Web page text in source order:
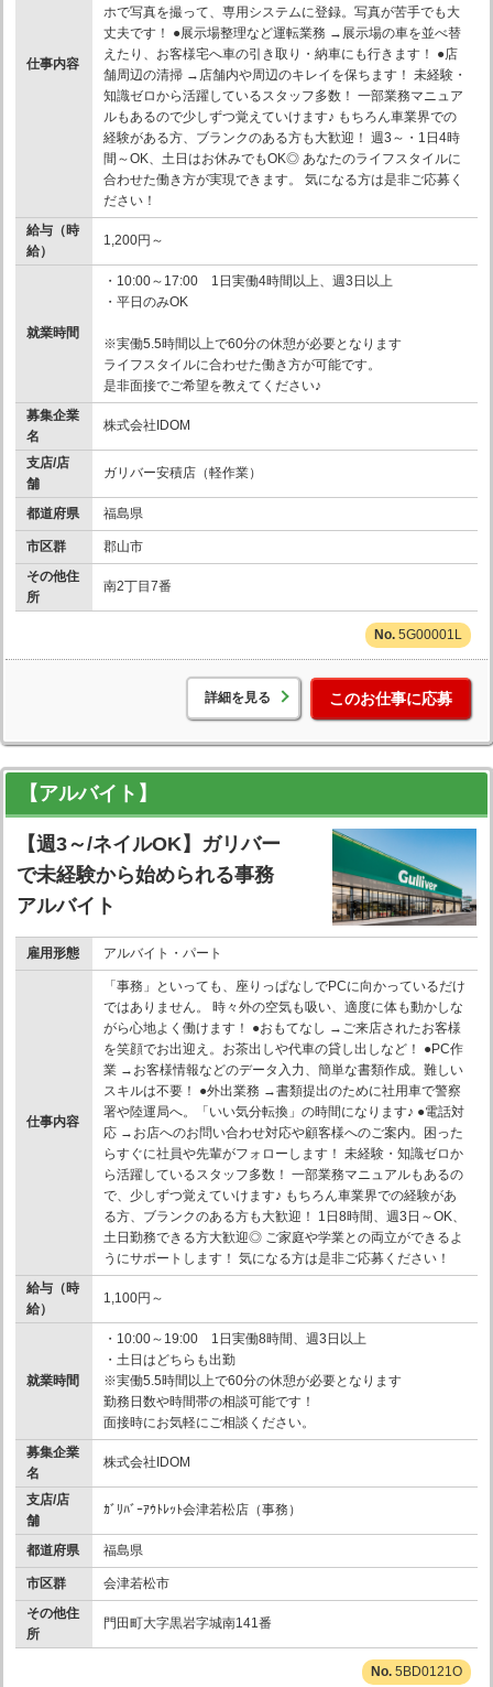
仕事内容
ホで写真を撮って、専用システムに登録。写真が苦手でも大
丈夫です！ ●展示場整理など運転業務 →展示場の車を並べ替
えたり、お客様宅へ車の引き取り・納車にも行きます！ ●店
舗周辺の清掃 →店舗内や周辺のキレイを保ちます！ 未経験・
知識ゼロから活躍しているスタッフ多数！ 一部業務マニュア
ルもあるので少しずつ覚えていけます♪ もちろん車業界での
経験がある方、ブランクのある方も大歓迎！ 週3～・1日4時
間～OK、土日はお休みでもOK◎ あなたのライフスタイルに
合わせた働き方が実現できます。 気になる方は是非ご応募く
ださい！
給与（時
給）
1,200円～
就業時間
・10:00～17:00 1日実働4時間以上、週3日以上
・平日のみOK
※実働5.5時間以上で60分の休憩が必要となります
ライフスタイルに合わせた働き方が可能です。
是非面接でご希望を教えてください♪
募集企業
名
株式会社IDOM
支店/店
舗
ガリバー安積店（軽作業）
都道府県 福島県
市区群
郡山市
その他住
所
南2丁目7番
5G00001L
詳細を見る このお仕事に応募
【アルバイト】
【週3～/ネイルOK】ガリバー
で未経験から始められる事務
アルバイト
雇用形態 アルバイト・パート
仕事内容
「事務」といっても、座りっぱなしでPCに向かっているだけ
ではありません。 時々外の空気も吸い、適度に体も動かしな
がら心地よく働けます！ ●おもてなし →ご来店されたお客様
を笑顔でお出迎え。お茶出しや代車の貸し出しなど！ ●PC作
業 →お客様情報などのデータ入力、簡単な書類作成。難しい
スキルは不要！ ●外出業務 →書類提出のために社用車で警察
署や陸運局へ。「いい気分転換」の時間になります♪ ●電話対
応 →お店へのお問い合わせ対応や顧客様へのご案内。困った
らすぐに社員や先輩がフォローします！ 未経験・知識ゼロか
ら活躍しているスタッフ多数！ 一部業務マニュアルもあるの
で、少しずつ覚えていけます♪ もちろん車業界での経験があ
る方、ブランクのある方も大歓迎！ 1日8時間、週3日～OK、
土日勤務できる方大歓迎◎ ご家庭や学業との両立ができるよ
うにサポートします！ 気になる方は是非ご応募ください！
給与（時
給）
1,100円～
就業時間
・10:00～19:00 1日実働8時間、週3日以上
・土日はどちらも出勤
※実働5.5時間以上で60分の休憩が必要となります
勤務日数や時間帯の相談可能です！
面接時にお気軽にご相談ください。
募集企業
名
株式会社IDOM
支店/店
舗
ｶﾞﾘﾊﾞｰｱｳﾄﾚｯﾄ会津若松店（事務）
都道府県 福島県
市区群
会津若松市
その他住
所
門田町大字黒岩字城南141番
5BD0121O